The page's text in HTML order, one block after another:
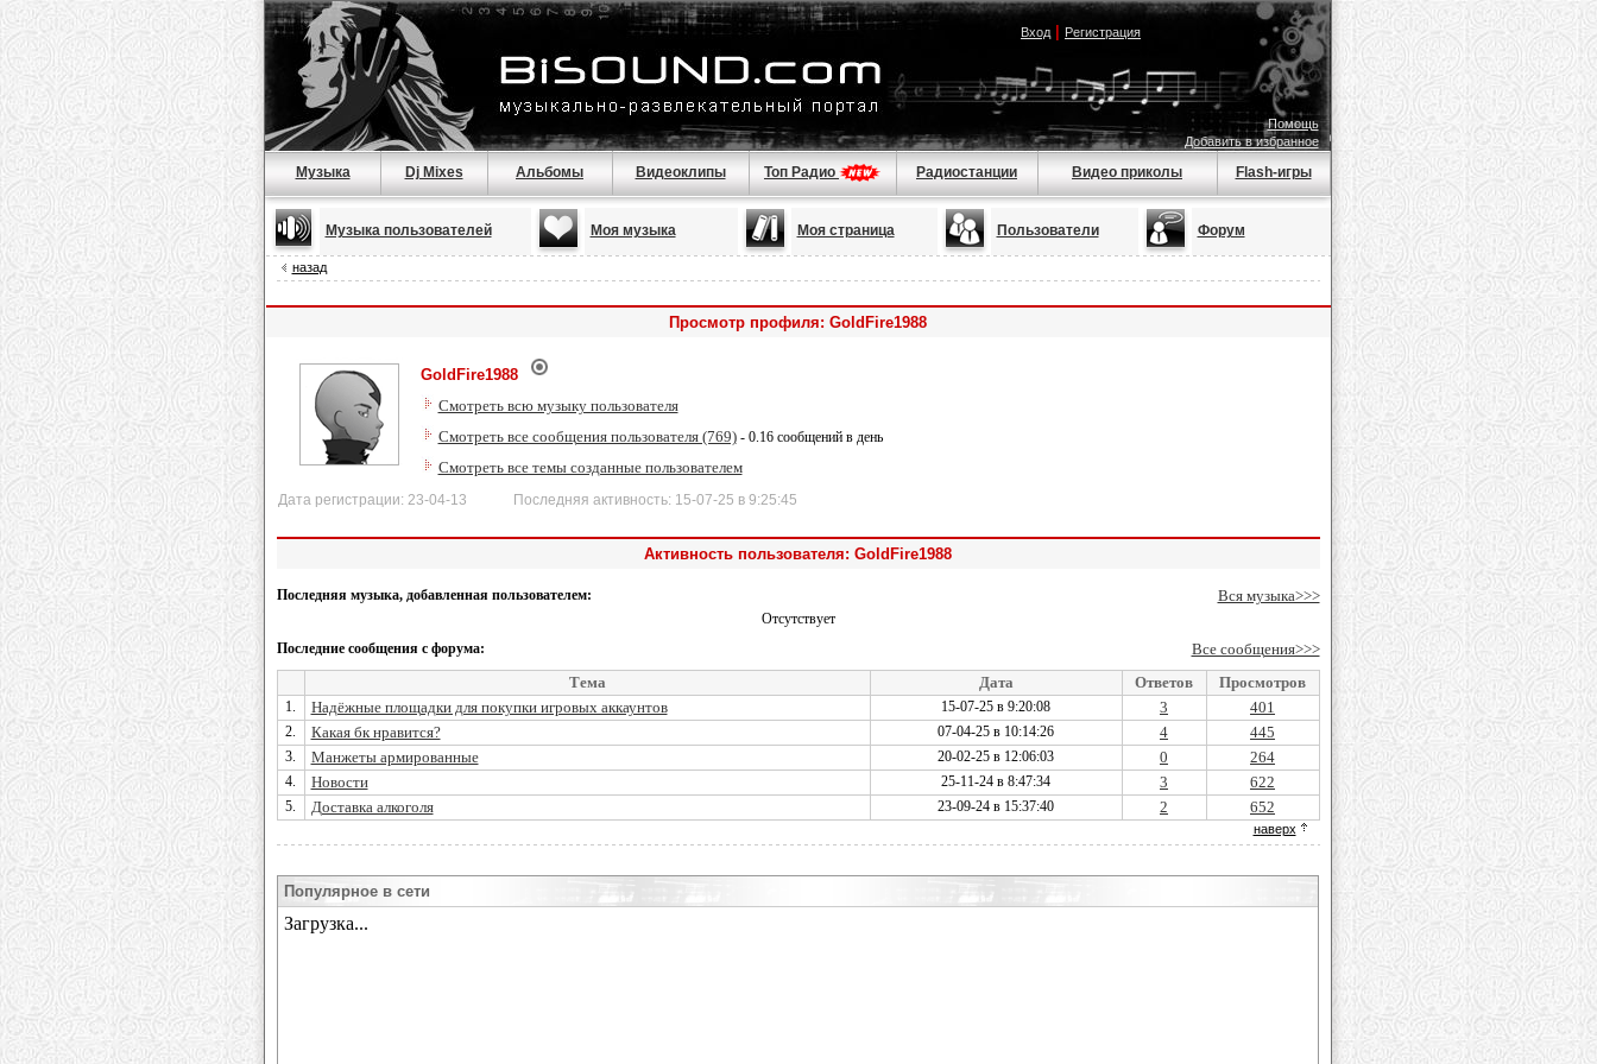
Вход| Регистрация
Помощь
Добавить в избранное
Музыка Dj Mixes Альбомы Видеоклипы Топ Радио Радиостанции Видео приколы Flash-игры
Музыка пользователей Моя музыка Моя страница Пользователи Форум
назад
Просмотр профиля: GoldFire1988
GoldFire1988
Смотреть всю музыку пользователя
Смотреть все сообщения пользователя (769)- 0.16 сообщений в день
Смотреть все темы созданные пользователем
Дата регистрации: 23-04-13 Последняя активность: 15-07-25 в 9:25:45
Активность пользователя: GoldFire1988
Последняя музыка, добавленная пользователем: Вся музыка>>>
Отсутствует
Последние сообщения с форума:
Все сообщения>>>
Тема
Дата Ответов Просмотров
1. Надёжные площадки для покупки игровых аккаунтов 15-07-25 в 9:20:08 3 401
2. Какая бк нравится? 07-04-25 в 10:14:26 4 445
3. Манжеты армированные 20-02-25 в 12:06:03 0 264
4. Новости 25-11-24 в 8:47:34 3 622
5. Доставка алкоголя 23-09-24 в 15:37:40 2 652
наверх
Популярное в сети